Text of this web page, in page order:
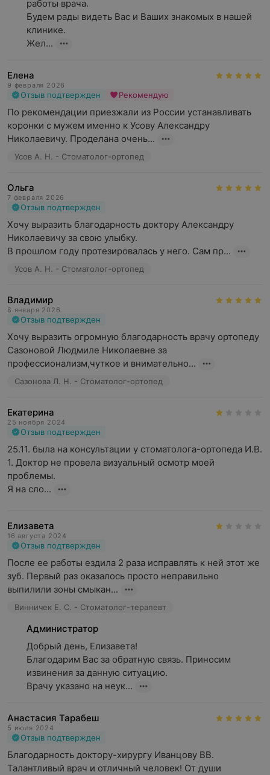
работы врача.
Будем рады видеть Вас и Ваших знакомых в нашей
клинике.
Жел...
Елена
9 февраля 2026
Отзыв подтвержден Рекомендую
По рекомендации приезжали из России устанавливать
коронки с мужем именно к Усову Александру
Николаевичу. Проделана очень...
Усов А. Н. - Стоматолог-ортопед
Ольга
7 февраля 2026
Отзыв подтвержден
Хочу выразить благодарность доктору Александру
Николаевичу за свою улыбку.
В прошлом году протезировалась у него. Сам пр...
Усов А. Н. - Стоматолог-ортопед
Владимир
8 января 2026
Отзыв подтвержден
Хочу выразить огромную благодарность врачу ортопеду
Сазоновой Людмиле Николаевне за
профессионализм,чуткое и внимательно...
Сазонова Л. Н. - Стоматолог-ортопед
Екатерина
25 ноября 2024
Отзыв подтвержден
25.11. была на консультации у стоматолога-ортопеда И.В.
1. Доктор не провела визуальный осмотр моей
проблемы.
Я на сло...
Елизавета
16 августа 2024
Отзыв подтвержден
После ее работы ездила 2 раза исправлять к ней этот же
зуб. Первый раз оказалось просто неправильно
выпилили зоны смыкан...
Винничек Е. С. - Стоматолог-терапевт
Администратор
Добрый день, Елизавета!
Благодарим Вас за обратную связь. Приносим
извинения за данную ситуацию.
Врачу указано на неук...
Анастасия Тарабеш
5 июля 2024
Отзыв подтвержден
Благодарность доктору-хирургу Иванцову ВВ.
Талантливый врач и отличный человек! От души